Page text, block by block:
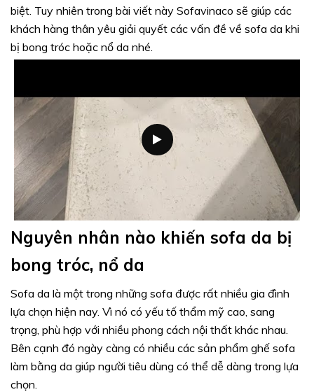
biệt. Tuy nhiên trong bài viết này Sofavinaco sẽ giúp các
khách hàng thân yêu giải quyết các vấn đề về sofa da khi
bị bong tróc hoặc nổ da nhé.
Nguyên nhân nào khiến sofa da bị
bong tróc, nổ da
Sofa da là một trong những sofa được rất nhiều gia đình
lựa chọn hiện nay. Vì nó có yếu tố thẩm mỹ cao, sang
trọng, phù hợp với nhiều phong cách nội thất khác nhau.
Bên cạnh đó ngày càng có nhiều các sản phẩm ghế sofa
làm bằng da giúp người tiêu dùng có thể dễ dàng trong lựa
chọn.